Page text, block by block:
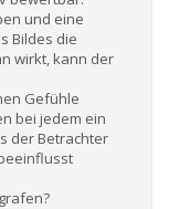
und eine
Bildes die
wirkt, kann der
Gefühle
bei jedem ein
der Betrachter